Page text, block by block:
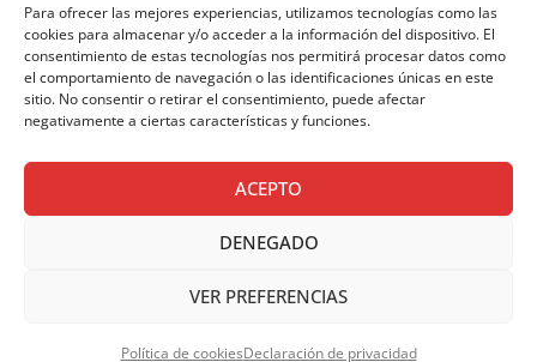
Para ofrecer las mejores experiencias, utilizamos tecnologías como las
cookies para almacenar y/o acceder a la información del dispositivo. El
consentimiento de estas tecnologías nos permitirá procesar datos como
el comportamiento de navegación o las identificaciones únicas en este
sitio. No consentir o retirar el consentimiento, puede afectar
negativamente a ciertas características y funciones.
ACEPTO
DENEGADO
VER PREFERENCIAS
Política de cookiesDeclaración de privacidad
AVISO LEGAL|POLÍTICA DE PRIVACIDAD|